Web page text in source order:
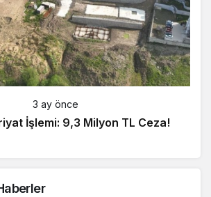
3 ay önce
İşlemi: 9,3 Milyon TL Ceza!